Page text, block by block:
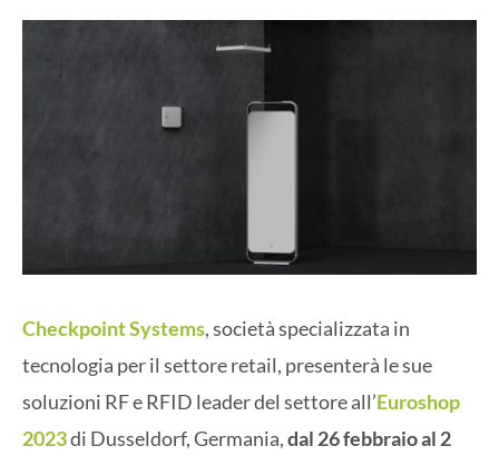
Checkpoint Systems, società specializzata in
tecnologia per il settore retail, presenterà le sue
soluzioni RF e RFID leader del settore all’Euroshop
2023di Dusseldorf, Germania,dal 26 febbraio al 2